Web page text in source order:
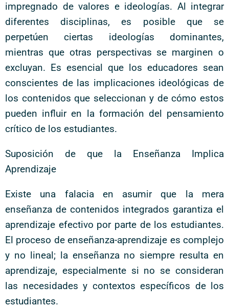
impregnado de valores e ideologías. Al integrar
diferentes disciplinas, es posible que se
perpetúen ciertas ideologías dominantes,
mientras que otras perspectivas se marginen o
excluyan. Es esencial que los educadores sean
conscientes de las implicaciones ideológicas de
los contenidos que seleccionan y de cómo estos
pueden influir en la formación del pensamiento
crítico de los estudiantes.
Suposición de que la Enseñanza Implica
Aprendizaje
Existe una falacia en asumir que la mera
enseñanza de contenidos integrados garantiza el
aprendizaje efectivo por parte de los estudiantes.
El proceso de enseñanza-aprendizaje es complejo
y no lineal; la enseñanza no siempre resulta en
aprendizaje, especialmente si no se consideran
las necesidades y contextos específicos de los
estudiantes.